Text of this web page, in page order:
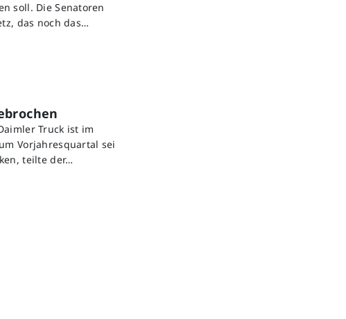
soll. Die Senatoren
das noch das…
Truck ist im
Vorjahresquartal sei
teilte der…